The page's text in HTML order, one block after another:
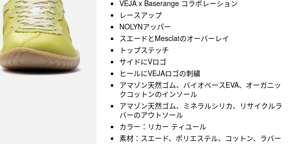
VEJA x Baserange コラボレーション
レースアップ
NOLYNアッパー
スエードとMesclatのオーバーレイ
トップステッチ
サイドにVロゴ
ヒールにVEJAロゴの刺繍
アマゾン天然ゴム、バイオベースEVA、オーガニッ
クコットンのインソール
アマゾン天然ゴム、ミネラルシリカ、リサイクルラ
バーのアウトソール
カラー：リカー ティユール
素材：スエード、ポリエステル、コットン、ラバー